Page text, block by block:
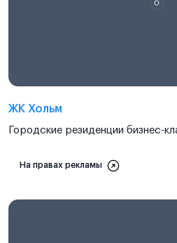
ЖК Хольм
Городские резиденции бизнес-
На правах рекламы